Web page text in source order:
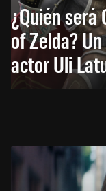
¿Quién será
of Zelda?
actor Uli